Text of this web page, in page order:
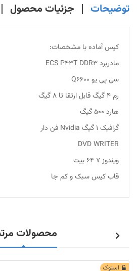
توضیحات جزئیات محصول
کیس آماده با مشخصات:
مادربرد ECS P43T DDR3
سی پی یو Q6600
رم ۴ گیگ قابل ارتقا تا ۸ گیگ
هارد ۵۰۰ گیگ
گرافیک ۱ گیگ Nvidia فن دار
DVD WRITER
ویندوز ۷ ۶۴ بیت
قاب کیس سبک و کم جا
محصولات
استوک